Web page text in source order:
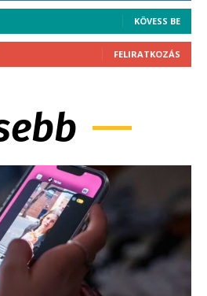
KÖVESS BE
FELIRATKOZÁS